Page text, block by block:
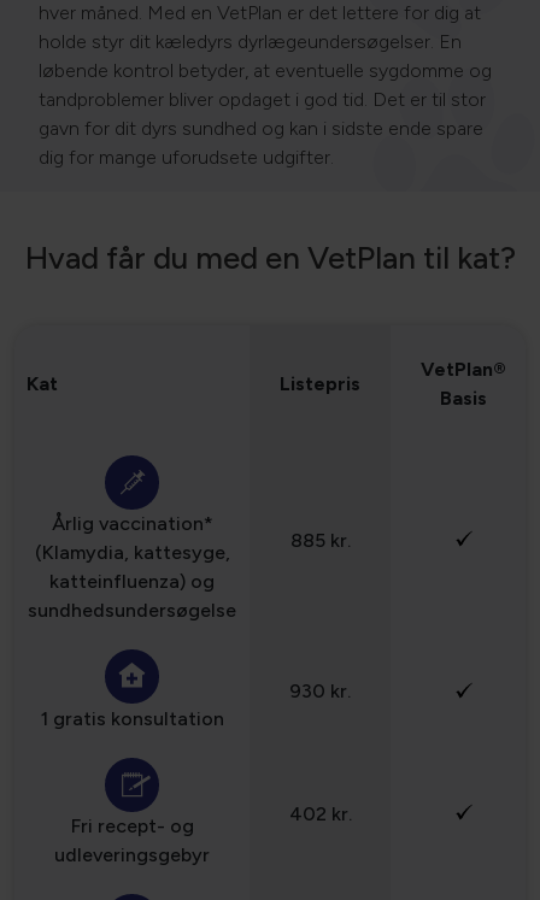
hver måned. Med en VetPlan er det lettere for dig at
holde styr dit kæledyrs dyrlægeundersøgelser. En
løbende kontrol betyder, at eventuelle sygdomme og
tandproblemer bliver opdaget i god tid. Det er til stor
gavn for dit dyrs sundhed og kan i sidste ende spare
dig for mange uforudsete udgifter.
Hvad får du med en VetPlan til kat?
Kat Listepris
VetPlan®
Basis
Årlig vaccination*
(Klamydia, kattesyge,
katteinfluenza) og
sundhedsundersøgelse
885 kr.
1 gratis konsultation
930 kr.
Fri recept- og
udleveringsgebyr
402 kr.